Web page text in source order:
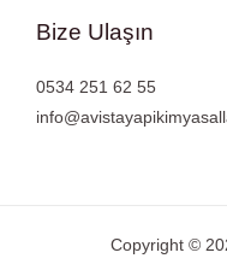
Bize Ulaşın
0534 251 62 55
Copyright ©